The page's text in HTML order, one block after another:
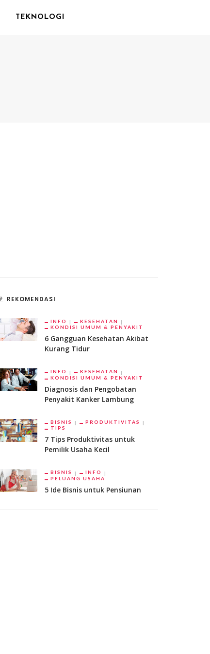
TEKNOLOGI
REKOMENDASI
INFO
KESEHATAN
KONDISI UMUM & PENYAKIT
6 Gangguan Kesehatan Akibat
Kurang Tidur
INFO
KESEHATAN
KONDISI UMUM & PENYAKIT
Diagnosis dan Pengobatan
Penyakit Kanker Lambung
BISNIS
PRODUKTIVITAS
TIPS
7 Tips Produktivitas untuk
Pemilik Usaha Kecil
BISNIS
INFO
PELUANG USAHA
5 Ide Bisnis untuk Pensiunan